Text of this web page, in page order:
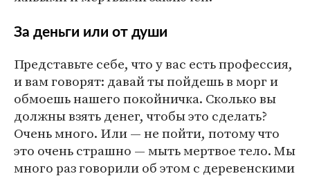
За деньги или от души
Представьте себе, что у вас есть профессия,
и вам говорят: давай ты пойдешь в морг и
обмоешь нашего покойничка. Сколько вы
должны взять денег, чтобы это сделать?
Очень много. Или — не пойти, потому что
это очень страшно — мыть мертвое тело. Мы
много раз говорили об этом с деревенскими